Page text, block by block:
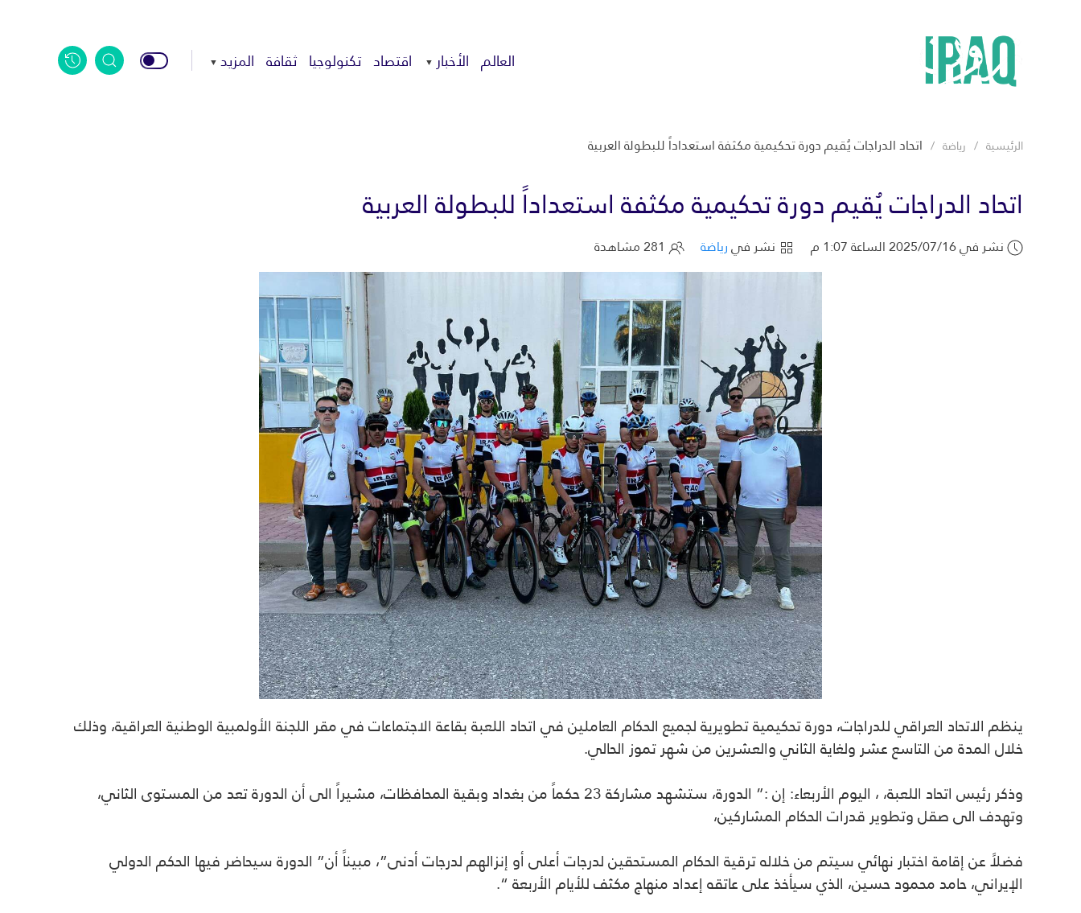
العالم الأخبار اقتصاد تكنولوجيا ثقافة المزيد
الرئيسية رياضة اتحاد الدراجات يُقيم دورة تحكيمية مكثفة استعداداً للبطولة العربية
اتحاد الدراجات يُقيم دورة تحكيمية مكثفة استعداداً للبطولة العربية
نشر في 2025/07/16 الساعة 1:07 م نشر فيرياضة
ينظم الاتحاد العراقي للدراجات، دورة تحكيمية تطويرية لجميع الحكام العاملين في اتحاد اللعبة بقاعة الاجتماعات في مقر اللجنة الأولمبية الوطنية العراقية، وذلك
خلال المدة من التاسع عشر ولغاية الثاني والعشرين من شهر تموز الحالي.
وذكر رئيس اتحاد اللعبة، ، اليوم الأربعاء: إن :” الدورة، ستشهد مشاركة 23 حكماً من بغداد وبقية المحافظات، مشيراً الى أن الدورة تعد من المستوى الثاني،
وتهدف الى صقل وتطوير قدرات الحكام المشاركين،
فضلاً عن إقامة اختبار نهائي سيتم من خلاله ترقية الحكام المستحقين لدرجات أعلى أو إنزالهم لدرجات أدنى”، مبيناً أن” الدورة سيحاضر فيها الحكم الدولي
الإيراني، حامد محمود حسين، الذي سيأخذ على عاتقه إعداد منهاج مكثف للأيام الأربعة “.